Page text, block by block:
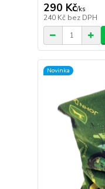
290 Kč/ks
240 Kč bez DPH
Novinka